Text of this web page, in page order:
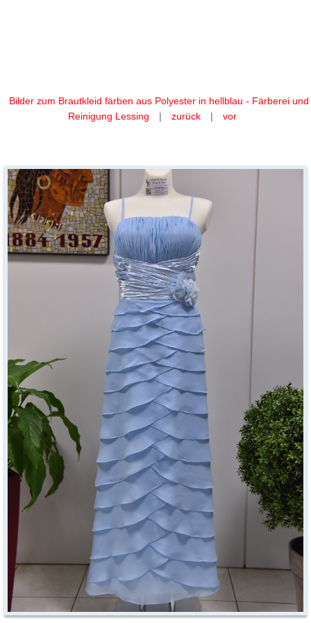
Bilder zum Brautkleid färben aus Polyester in hellblau - Färberei und
Reinigung Lessing
| zurück | vor